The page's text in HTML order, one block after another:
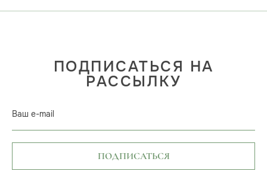
ПОДПИСАТЬСЯ НА
РАССЫЛКУ
Ваш e-mail
ПОДПИСАТЬСЯ